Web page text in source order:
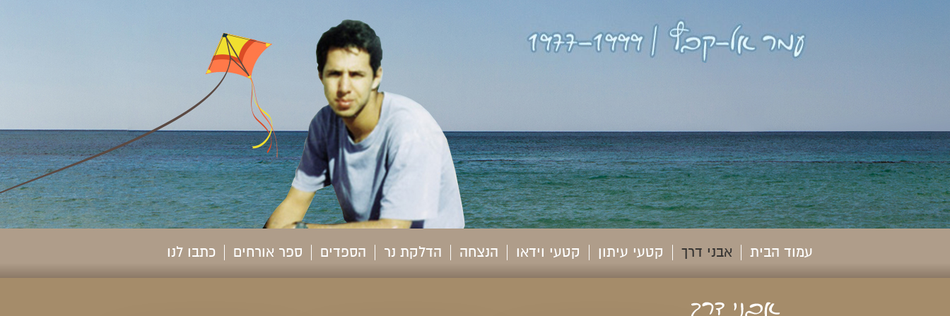
עמוד הבית אבני דרך קטעי עיתון קטעי וידאו הנצחה הדלקת נר הספדים ספר אורחים כתבו לנו